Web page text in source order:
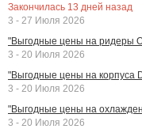
Закончилась 13 дней назад
3 - 27 Июля 2026
"Выгодные цены на ридеры
3 - 20 Июля 2026
"Выгодные цены на корпуса
3 - 20 Июля 2026
"Выгодные цены на
3 - 20 Июля 2026